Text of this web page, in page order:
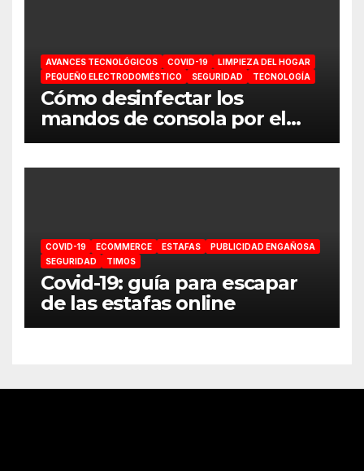
AVANCES TECNOLÓGICOS COVID-19
LIMPIEZA DEL HOGAR
PEQUEÑO ELECTRODOMÉSTICO
SEGURIDAD TECNOLOGÍA
Cómo desinfectar los
mandos de consola por el
coronavirus
COVID-19 ECOMMERCE ESTAFAS
PUBLICIDAD ENGAÑOSA
SEGURIDAD
TIMOS
Covid-19: guía para escapar
de las estafas online